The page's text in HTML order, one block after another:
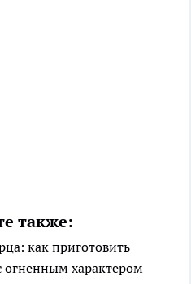
также:
как приготовить
огненным характером